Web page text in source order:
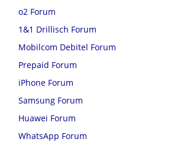
o2 Forum
1&1 Drillisch Forum
Mobilcom Debitel Forum
Prepaid Forum
iPhone Forum
Samsung Forum
Huawei Forum
WhatsApp Forum